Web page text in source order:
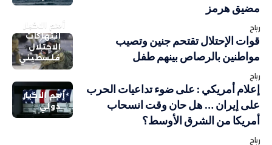
مضيق هرمز
رباح
أهم الاخبار
انتهاكات
الاحتلال
فلسطيني
قوات الإحتلال تقتحم جنين وتصيب
مواطنين بالرصاص بينهم طفل
رباح
أهم الاخبار
دولي
إعلام أمريكي : على ضوء تداعيات الحرب
على إيران … هل حان وقت انسحاب
أمريكا من الشرق الأوسط؟
رباح